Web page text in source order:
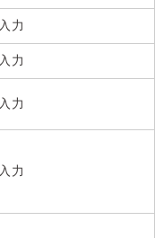
入力
入力
入力
入力